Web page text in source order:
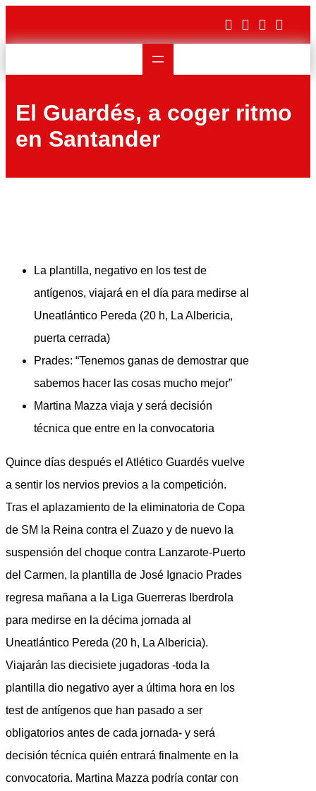
contenido
El Guardés, a coger ritmo
en Santander
La plantilla, negativo en los test de
antígenos, viajará en el día para medirse al
Uneatlántico Pereda (20 h, La Albericia,
puerta cerrada)
Prades: “Tenemos ganas de demostrar que
sabemos hacer las cosas mucho mejor”
Martina Mazza viaja y será decisión
técnica que entre en la convocatoria
Quince días después el Atlético Guardés vuelve
a sentir los nervios previos a la competición.
Tras el aplazamiento de la eliminatoria de Copa
de SM la Reina contra el Zuazo y de nuevo la
suspensión del choque contra Lanzarote-Puerto
del Carmen, la plantilla de José Ignacio Prades
regresa mañana a la Liga Guerreras Iberdrola
para medirse en la décima jornada al
Uneatlántico Pereda (20 h, La Albericia).
Viajarán las diecisiete jugadoras -toda la
plantilla dio negativo ayer a última hora en los
test de antígenos que han pasado a ser
obligatorios antes de cada jornada- y será
decisión técnica quién entrará finalmente en la
convocatoria. Martina Mazza podría contar con